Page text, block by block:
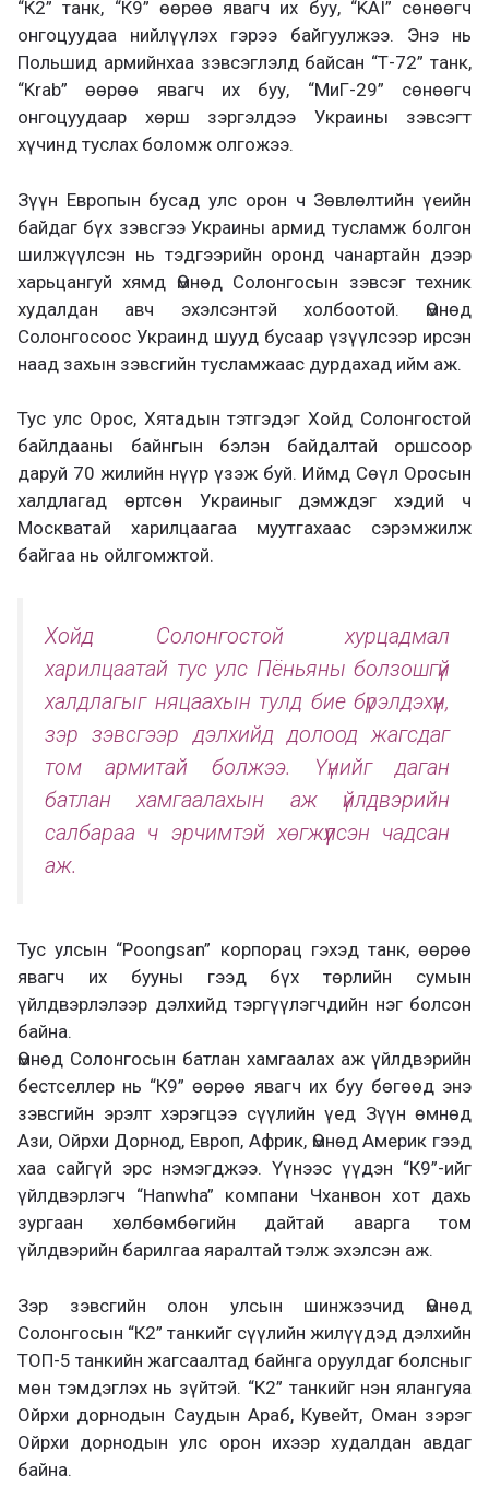
“К2” танк, “К9” өөрөө явагч их буу, “KAI” сөнөөгч
онгоцуудаа нийлүүлэх гэрээ байгуулжээ. Энэ нь
Польшид армийнхаа зэвсэглэлд байсан “Т-72” танк,
“Krab” өөрөө явагч их буу, “МиГ-29” сөнөөгч
онгоцуудаар хөрш зэргэлдээ Украины зэвсэгт
хүчинд туслах боломж олгожээ.
Зүүн Европын бусад улс орон ч Зөвлөлтийн үеийн
байдаг бүх зэвсгээ Украины армид тусламж болгон
шилжүүлсэн нь тэдгээрийн оронд чанартайн дээр
харьцангуй хямд Өмнөд Солонгосын зэвсэг техник
худалдан авч эхэлсэнтэй холбоотой. Өмнөд
Солонгосоос Украинд шууд бусаар үзүүлсээр ирсэн
наад захын зэвсгийн тусламжаас дурдахад ийм аж.
Тус улс Орос, Хятадын тэтгэдэг Хойд Солонгостой
байлдааны байнгын бэлэн байдалтай оршсоор
даруй 70 жилийн нүүр үзэж буй. Иймд Сөүл Оросын
халдлагад өртсөн Украиныг дэмждэг хэдий ч
Москватай харилцаагаа муутгахаас сэрэмжилж
байгаа нь ойлгомжтой.
Хойд Солонгостой хурцадмал
харилцаатай тус улс Пёньяны болзошгүй
халдлагыг няцаахын тулд бие бүрэлдэхүүн,
зэр зэвсгээр дэлхийд долоод жагсдаг
том армитай болжээ. Үүнийг даган
батлан хамгаалахын аж үйлдвэрийн
салбараа ч эрчимтэй хөгжүүлсэн чадсан
аж.
Тус улсын “Poongsan” корпорац гэхэд танк, өөрөө
явагч их бууны гээд бүх төрлийн сумын
үйлдвэрлэлээр дэлхийд тэргүүлэгчдийн нэг болсон
байна.
Өмнөд Солонгосын батлан хамгаалах аж үйлдвэрийн
бестселлер нь “К9” өөрөө явагч их буу бөгөөд энэ
зэвсгийн эрэлт хэрэгцээ сүүлийн үед Зүүн өмнөд
Ази, Ойрхи Дорнод, Европ, Африк, Өмнөд Америк гээд
хаа сайгүй эрс нэмэгджээ. Үүнээс үүдэн “К9”-ийг
үйлдвэрлэгч “Hanwha” компани Чханвон хот дахь
зургаан хөлбөмбөгийн дайтай аварга том
үйлдвэрийн барилгаа яаралтай тэлж эхэлсэн аж.
Зэр зэвсгийн олон улсын шинжээчид Өмнөд
Солонгосын “К2” танкийг сүүлийн жилүүдэд дэлхийн
ТОП-5 танкийн жагсаалтад байнга оруулдаг болсныг
мөн тэмдэглэх нь зүйтэй. “К2” танкийг нэн ялангуяа
Ойрхи дорнодын Саудын Араб, Кувейт, Оман зэрэг
Ойрхи дорнодын улс орон ихээр худалдан авдаг
байна.